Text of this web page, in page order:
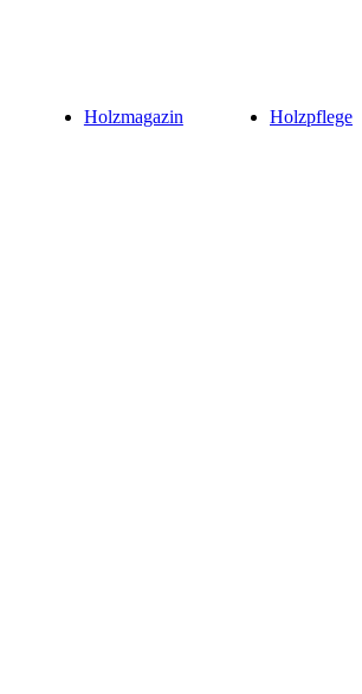
Holzmagazin
Holzpflege